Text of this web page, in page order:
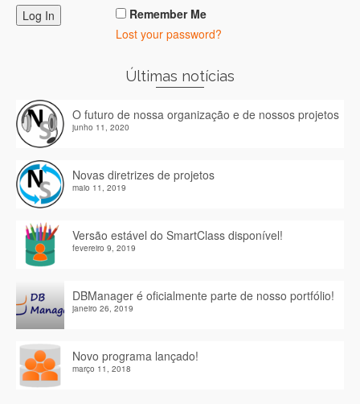
Remember Me
Lost your password?
Últimas notícias
O futuro de nossa organização e de nossos projetos
junho 11, 2020
Novas diretrizes de projetos
maio 11, 2019
Versão estável do SmartClass disponível!
fevereiro 9, 2019
DBManager é oficialmente parte de nosso portfólio!
janeiro 26, 2019
Novo programa lançado!
março 11, 2018